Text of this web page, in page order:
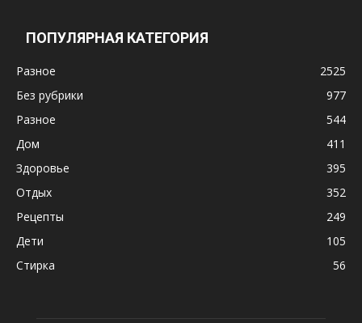
ПОПУЛЯРНАЯ КАТЕГОРИЯ
Разное
2525
Без рубрики
977
Разное
544
Дом
411
Здоровье
395
Отдых
352
Рецепты
249
Дети
105
Стирка
56